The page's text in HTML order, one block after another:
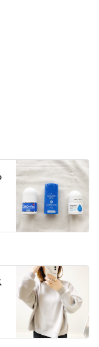
スク シートマス
】